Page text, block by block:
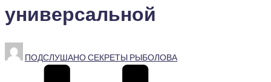
универсальной
Запись
от
ПОДСЛУШАНО СЕКРЕТЫ РЫБОЛОВА